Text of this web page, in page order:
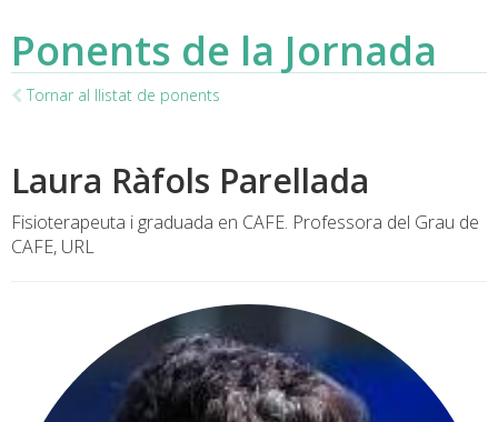
Ponents de la Jornada
Tornar al llistat de ponents
Laura Ràfols Parellada
Fisioterapeuta i graduada en CAFE. Professora del Grau de
CAFE, URL